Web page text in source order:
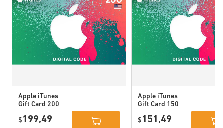
Apple iTunes
Gift Card 200
$ 199,49
Apple iTunes
Gift Card 150
$ 151,49